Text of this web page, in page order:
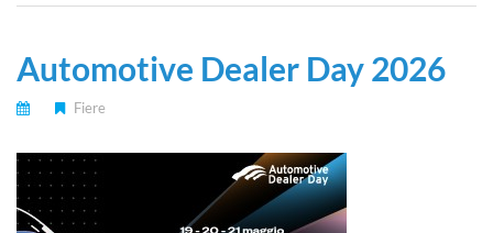
Automotive Dealer Day 2026
Fiere